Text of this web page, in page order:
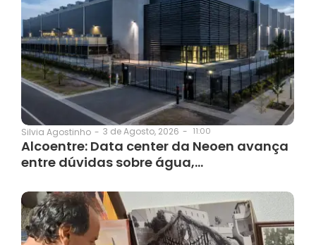
Silvia Agostinho - 3 de Agosto, 2026 - 11:00
Alcoentre: Data center da Neoen avança
entre dúvidas sobre água,…